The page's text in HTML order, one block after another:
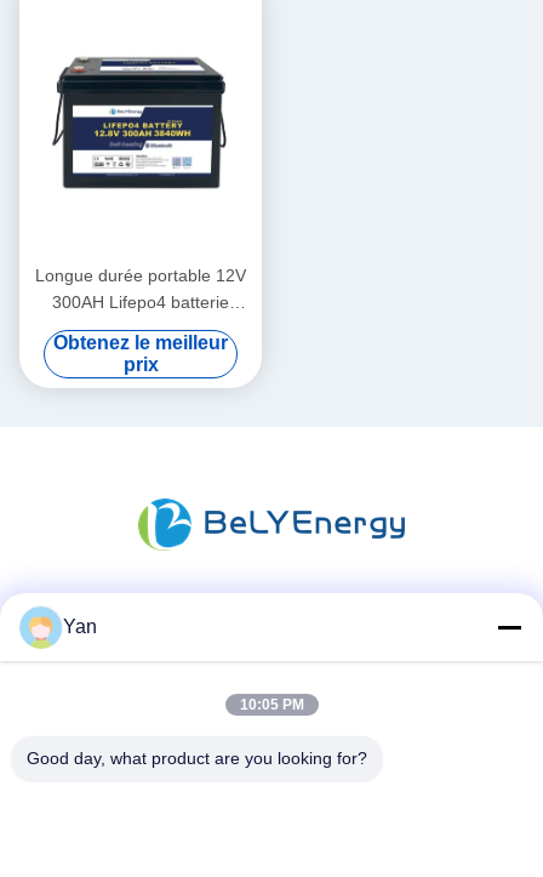
Longue durée portable 12V
300AH Lifepo4 batterie
nouvelle catégorie A cellules
longue durée de vie
Obtenez le meilleur
prix
Yan
10:05 PM
Good day, what product are you looking for?